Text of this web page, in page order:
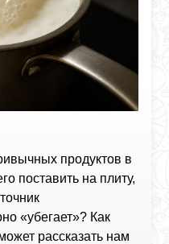
продуктов в
поставить на плиту,
«убегает»? Как
рассказать нам